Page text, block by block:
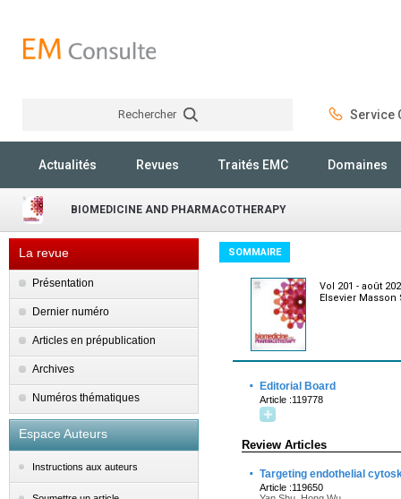
Rechercher Service
Actualités Revues Traités EMC Domaines
BIOMEDICINE AND PHARMACOTHERAPY
La revue
Présentation
Dernier numéro
Articles en prépublication
Archives
Numéros thématiques
Espace Auteurs
Instructions aux auteurs
SOMMAIRE
Vol 201 - août
Elsevier Masson
· Editorial Board
Article :119778
Review Articles
· Targeting endothelial
Article :119650